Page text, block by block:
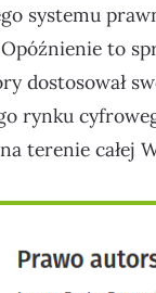
systemu
to
dostosował
rynku
terenie całej